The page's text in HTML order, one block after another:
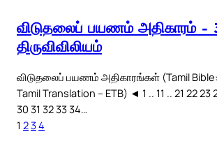
விடுதலைப் பயணம் அதிகாரம் –
திருவிவிலியம்
விடுதலைப் பயணம் அதிகாரங்கள் (Tamil
Tamil Translation – ETB) ◄ 1 .. 11 .. 21 22 23
30 31 32 33 34…
1 234